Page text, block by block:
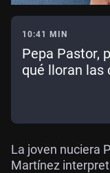
10:41 MIN
Pepa Pastor,
qué lloran las
La joven nuciera
Martínez